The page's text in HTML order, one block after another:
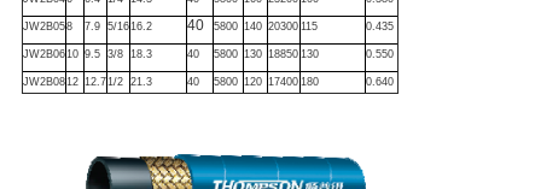
JW2B058 7.9 5/1616.2 40 5800 140 20300 115 0.435
JW2B0610 9.5 3/8 18.3 40 5800 130 18850 130 0.550
JW2B0812 12.71/2 21.3 40 5800 120 17400 180 0.640